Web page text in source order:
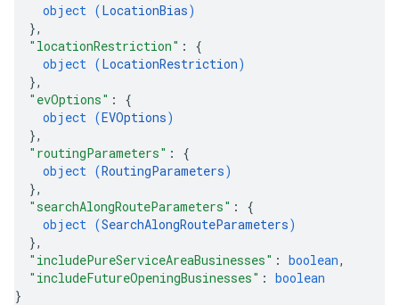
object (LocationBias)
},
"locationRestriction" : {
object (LocationRestriction)
},
"evOptions" : {
object (EVOptions)
},
"routingParameters" : {
object (RoutingParameters)
},
"searchAlongRouteParameters" : {
object (SearchAlongRouteParameters)
},
"includePureServiceAreaBusinesses" : boolean,
"includeFutureOpeningBusinesses" : boolean
}